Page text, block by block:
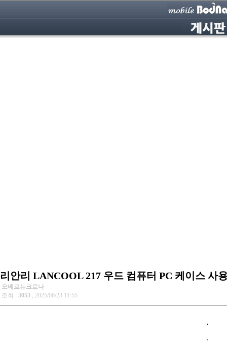
리안리 LANCOOL 217 우드 컴퓨터 PC 케이스 사
오베르뉴크로나
조회 : 3053 , 2025/06/23 11:55